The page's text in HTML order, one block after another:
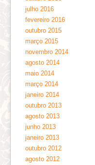
julho 2016
fevereiro 2016
outubro 2015
março 2015
novembro 2014
agosto 2014
maio 2014
março 2014
janeiro 2014
outubro 2013
agosto 2013
junho 2013
janeiro 2013
outubro 2012
agosto 2012